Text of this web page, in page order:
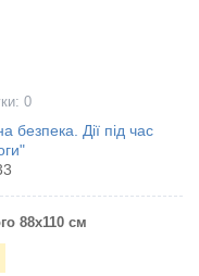
0
Дії під час
88х110 см